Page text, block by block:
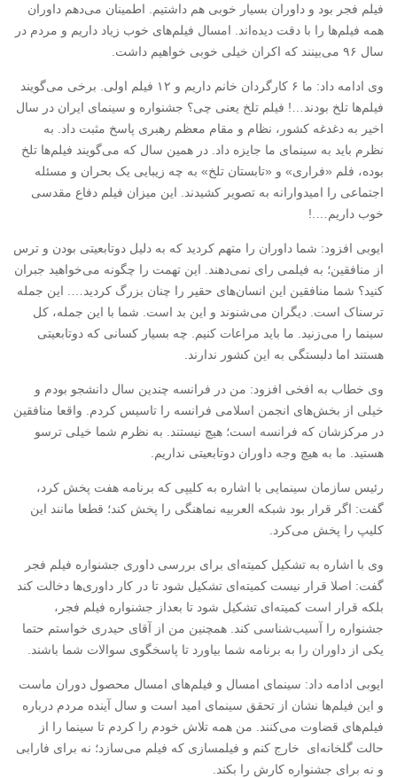
فیلم فجر بود و داوران بسیار خوبی هم داشتیم. اطمینان می‌دهم داوران
همه فیلم‌ها را با دقت دیده‌اند. امسال فیلم‌های خوب زیاد داریم و مردم در
سال ۹۶ می‌بینند که اکران خیلی خوبی خواهیم داشت.
وی ادامه داد: ما ۶ کارگردان خانم داریم و ۱۲ فیلم اولی. برخی می‌گویند
فیلم‌ها تلخ بودند…! فیلم تلخ یعنی چی؟ جشنواره و سینمای ایران در سال
اخیر به دغدغه کشور، نظام و مقام معظم رهبری پاسخ مثبت داد. به
نظرم باید به سینمای ما جایزه داد. در همین سال که می‌گویند فیلم‌ها تلخ
بوده، فلم «فراری» و «تابستان تلخ» به چه زیبایی یک بحران و مسئله
اجتماعی را امیدوارانه به تصویر کشیدند. این میزان فیلم دفاع مقدسی
خوب داریم….!
ایوبی افزود: شما داوران را متهم کردید که به دلیل دوتابعیتی بودن و ترس
از منافقین؛ به فیلمی رای نمی‌دهند. این تهمت را چگونه می‌خواهید جبران
کنید؟ شما منافقین این انسان‌های حقیر را چنان بزرگ کردید…. این جمله
ترسناک است. دیگران می‌شنوند و این بد است. شما با این جمله، کل
سینما را می‌زنید. ما باید مراعات کنیم. چه بسیار کسانی که دوتابعیتی
هستند اما دلبستگی به این کشور ندارند.
وی خطاب به افخی افزود: من در فرانسه چندین سال دانشجو بودم و
خیلی از بخش‌های انجمن اسلامی فرانسه را تاسیس کردم. واقعا منافقین
در مرکزشان که فرانسه است؛ هیچ نیستند. به نظرم شما خیلی ترسو
هستید. ما به هیچ وجه داوران دوتابعیتی نداریم.
رئیس سازمان سینمایی با اشاره به کلیپی که برنامه هفت پخش کرد،
گفت: اگر قرار بود شبکه العربیه نماهنگی را پخش کند؛ قطعا مانند این
کلیپ را پخش می‌کرد.
وی با اشاره به تشکیل کمیته‌ای برای بررسی داوری جشنواره فیلم فجر
گفت: اصلا قرار نیست کمیته‌ای تشکیل شود تا در کار داوری‌ها دخالت کند
بلکه قرار است کمیته‌ای تشکیل شود تا بعداز جشنواره فیلم فجر،
جشنواره را آسیب‌شناسی کند. همچنین من از آقای حیدری خواستم حتما
یکی از داوران را به برنامه شما بیاورد تا پاسخگوی سوالات شما باشند.
ایوبی ادامه داد: سینمای امسال و فیلم‌های امسال محصول دوران ماست
و این فیلم‌ها نشان از تحقق سینمای امید است و سال آینده مردم درباره
فیلم‌های قضاوت می‌کنند. من همه تلاش خودم را کردم تا سینما را از
حالت گلخانه‌ای خارج کنم و فیلمسازی که فیلم می‌سازد؛ نه برای فارابی
و نه برای جشنواره کارش را بکند.